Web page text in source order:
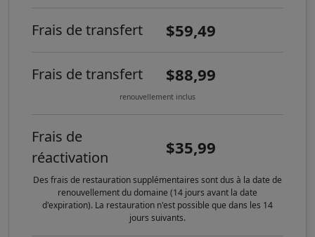
Frais de transfert $59,49
Frais de transfert $88,99
renouvellement inclus
Frais de
réactivation
$35,99
Des frais de restauration supplémentaires sont dus à la date de
renouvellement du domaine (14 jours avant la date
d'expiration). La restauration n'est possible que dans les 14
jours suivants.